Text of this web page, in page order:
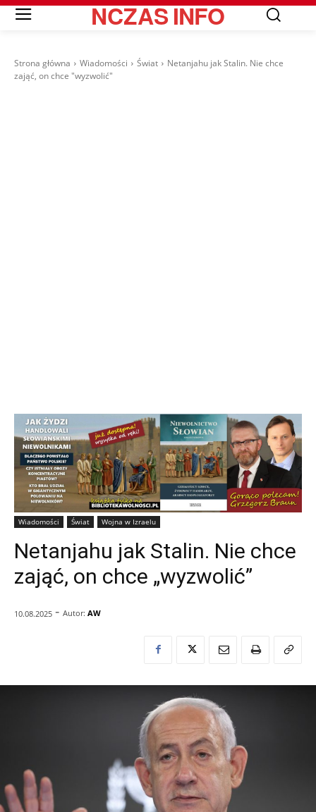
NCZASINFO
Strona główna Wiadomości Świat
Netanjahu jak Stalin. Nie chce
zająć, on chce "wyzwolić"
Wiadomości Świat Wojna w Izraelu
Netanjahu jak Stalin. Nie chce
zająć, on chce „wyzwolić”
10.08.2025 - Autor: AW